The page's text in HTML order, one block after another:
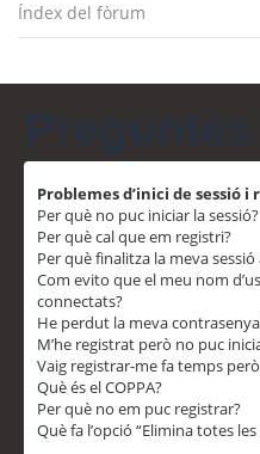
Índex del fòrum
Problemes d’inici de sessió i
Per què no puc iniciar la sessió?
Per què cal que em registri?
Per què finalitza la meva
Com evito que el meu nom
connectats?
He perdut la meva
M’he registrat però no puc
Vaig registrar-me fa temps
Què és el COPPA?
Per què no em puc registrar?
Què fa l’opció “Elimina totes